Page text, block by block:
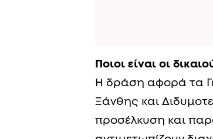
Ποιοι είναι οι
Η δράση αφορά τα
Ξάνθης και
προσέλκυση και